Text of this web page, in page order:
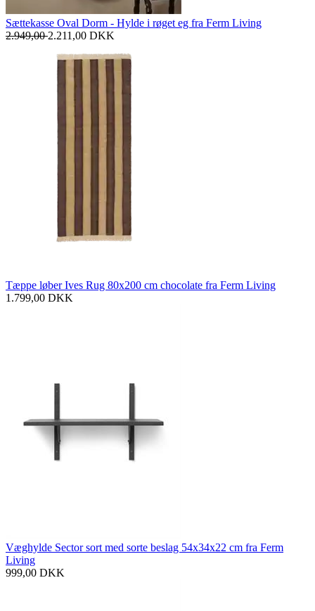
Sættekasse Oval Dorm - Hylde i røget eg fra Ferm Living
2.949,002.211,00 DKK
Tæppe løber Ives Rug 80x200 cm chocolate fra Ferm Living
1.799,00 DKK
Væghylde Sector sort med sorte beslag 54x34x22 cm fra Ferm
Living
999,00 DKK